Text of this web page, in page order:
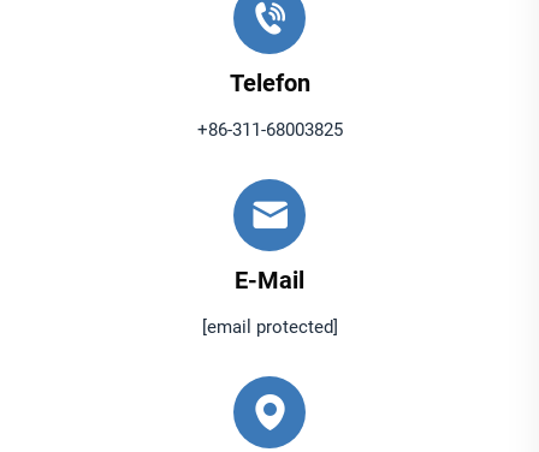
Telefon
+86-311-68003825
E-Mail
[email protected]